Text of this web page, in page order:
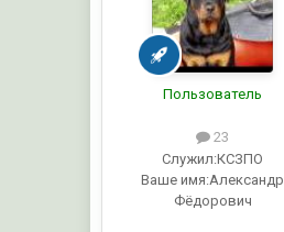
Пользователь
23
Служил:КСЗПО
Ваше имя:Александр
Фёдорович